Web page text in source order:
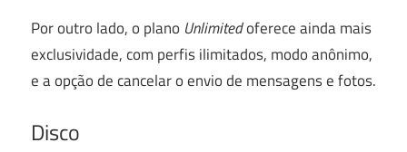
Por outro lado, o plano Unlimitedoferece ainda mais
exclusividade, com perfis ilimitados, modo anônimo,
e a opção de cancelar o envio de mensagens e fotos.
Disco